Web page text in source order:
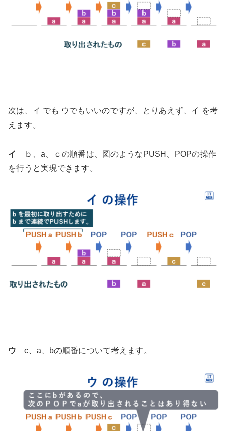
次は、イ でも ウでもいいのですが、とりあえず、イ を考
えます。
イ
ｂ、a、ｃの順番は、図のようなPUSH、POPの操作
を行うと実現できます。
ウ c、a、bの順番について考えます。